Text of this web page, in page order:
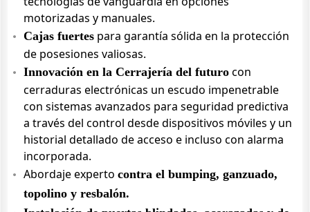
motorizadas y manuales.
Cajas fuertes para garantía sólida en la protección
de posesiones valiosas.
Innovación en la Cerrajería del futuro con
cerraduras electrónicas un escudo impenetrable
con sistemas avanzados para seguridad predictiva
a través del control desde dispositivos móviles y un
historial detallado de acceso e incluso con alarma
incorporada.
Abordaje experto contra el bumping, ganzuado,
topolino y resbalón.